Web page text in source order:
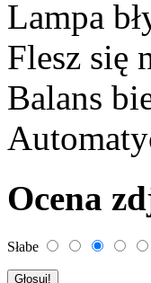
Lampa
Flesz się
Balans
Ocena
Słabe